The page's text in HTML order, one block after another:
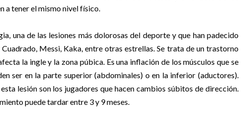
a tener el mismo nivel físico.
una de las lesiones más dolorosas del deporte y que han padecido
Messi, Kaka, entre otras estrellas. Se trata de un trastorno
la ingle y la zona púbica. Es una inflación de los músculos que se
ser en la parte superior (abdominales) o en la inferior (aductores).
lesión son los jugadores que hacen cambios súbitos de dirección.
puede tardar entre 3 y 9 meses.